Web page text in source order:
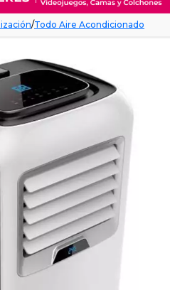
/Todo Aire Acondicionado